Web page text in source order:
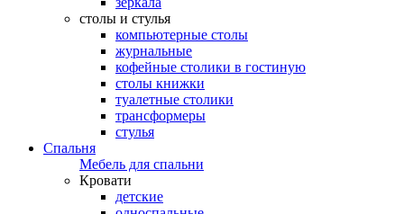
столы и стулья
компьютерные столы
журнальные
кофейные столики в гостиную
столы книжки
туалетные столики
трансформеры
стулья
Спальня
Мебель для спальни
Кровати
детские